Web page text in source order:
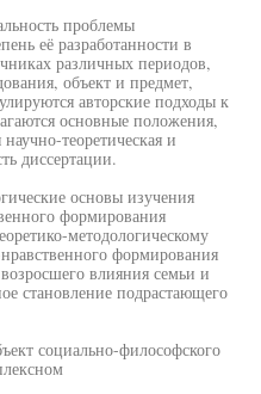
проблемы
её разработанности в
различных периодов,
объект и предмет,
авторские подходы к
основные положения,
теоретическая и
диссертации.
основы изучения
формирования
методологическому
формирования
влияния семьи и
становление подрастающего
социально-философского